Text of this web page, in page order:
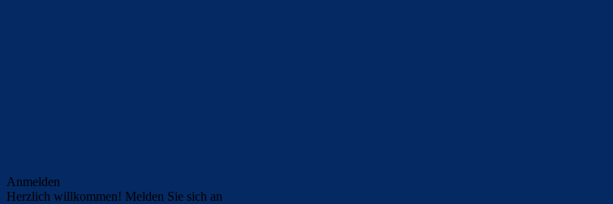
Anmelden
Herzlich willkommen! Melden Sie sich an